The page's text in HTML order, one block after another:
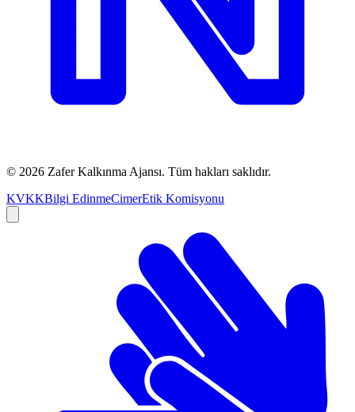
© 2026 Zafer Kalkınma Ajansı. Tüm hakları saklıdır.
KVKKBilgi EdinmeCimerEtik Komisyonu